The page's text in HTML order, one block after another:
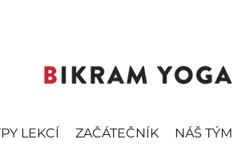
LEKCÍ ZAČÁTEČNÍK NÁŠ TÝM